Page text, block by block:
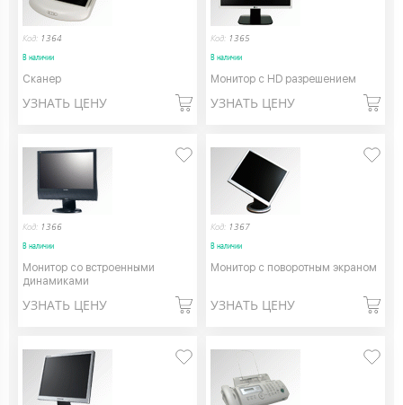
Код: 1364
В наличии
Сканер
УЗНАТЬ ЦЕНУ
Код: 1365
В наличии
Монитор с HD разрешением
УЗНАТЬ ЦЕНУ
Код: 1366
В наличии
Монитор со встроенными
динамиками
УЗНАТЬ ЦЕНУ
Код: 1367
В наличии
Монитор с поворотным экраном
УЗНАТЬ ЦЕНУ